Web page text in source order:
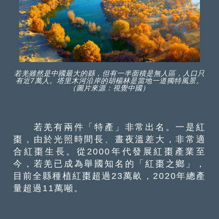
若羌雖然是中國最大的縣，但有一半面積是無人區，人口只
有近7萬人。塔里木河沿岸的胡楊林是當地一道獨特風景。
（圖片來源：視覺中國）
若羌有兩件「特產」非常出名。一是紅
棗，由於光照時間長、晝夜溫差大，非常適
合紅棗生長。從2000年代發展紅棗產業至
今，若羌已成為舉國知名的「紅棗之鄉」，
目前全縣種植紅棗超過23萬畝，2020年總產
量超過11萬噸。